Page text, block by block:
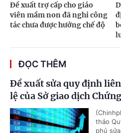
Đề xuất trợ cấp cho giáo
viên mầm non đã nghỉ công
tác chưa được hưởng chế độ
ĐỌC THÊM
Đề xuất sửa quy định
lệ của Sở giao dịch
thảo
phủ